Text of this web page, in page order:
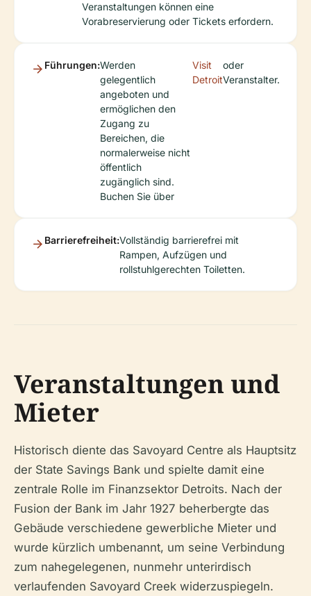
Veranstaltungen können eine
Vorabreservierung oder Tickets erfordern.
Führungen:Werden
gelegentlich
angeboten und
ermöglichen den
Zugang zu
Bereichen, die
normalerweise nicht
öffentlich
zugänglich sind.
Buchen Sie über
Visit
Detroit
oder
Veranstalter.
Barrierefreiheit:Vollständig barrierefrei mit
Rampen, Aufzügen und
rollstuhlgerechten Toiletten.
Veranstaltungen und
Mieter
Historisch diente das Savoyard Centre als Hauptsitz
der State Savings Bank und spielte damit eine
zentrale Rolle im Finanzsektor Detroits. Nach der
Fusion der Bank im Jahr 1927 beherbergte das
Gebäude verschiedene gewerbliche Mieter und
wurde kürzlich umbenannt, um seine Verbindung
zum nahegelegenen, nunmehr unterirdisch
verlaufenden Savoyard Creek widerzuspiegeln.